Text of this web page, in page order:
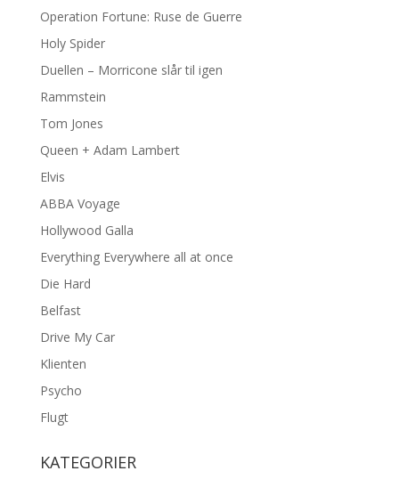
Operation Fortune: Ruse de Guerre
Holy Spider
Duellen – Morricone slår til igen
Rammstein
Tom Jones
Queen + Adam Lambert
Elvis
ABBA Voyage
Hollywood Galla
Everything Everywhere all at once
Die Hard
Belfast
Drive My Car
Klienten
Psycho
Flugt
KATEGORIER